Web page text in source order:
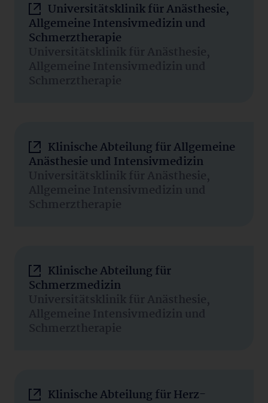
Universitätsklinik für Anästhesie,
Allgemeine Intensivmedizin und
Schmerztherapie
Universitätsklinik für Anästhesie,
Allgemeine Intensivmedizin und
Schmerztherapie
Klinische Abteilung für Allgemeine
Anästhesie und Intensivmedizin
Universitätsklinik für Anästhesie,
Allgemeine Intensivmedizin und
Schmerztherapie
Klinische Abteilung für
Schmerzmedizin
Universitätsklinik für Anästhesie,
Allgemeine Intensivmedizin und
Schmerztherapie
Klinische Abteilung für Herz-